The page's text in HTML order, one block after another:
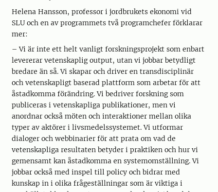
Helena Hansson, professor i jordbrukets ekonomi vid
SLU och en av programmets två programchefer förklarar
mer:
– Vi är inte ett helt vanligt forskningsprojekt som enbart
levererar vetenskaplig output, utan vi jobbar betydligt
bredare än så. Vi skapar och driver en transdisciplinär
och vetenskapligt baserad plattform som arbetar för att
åstadkomma förändring. Vi bedriver forskning som
publiceras i vetenskapliga publikationer, men vi
anordnar också möten och interaktioner mellan olika
typer av aktörer i livsmedelssystemet. Vi utformar
dialoger och webbinarier för att prata om vad de
vetenskapliga resultaten betyder i praktiken och hur vi
gemensamt kan åstadkomma en systemomställning. Vi
jobbar också med inspel till policy och bidrar med
kunskap in i olika frågeställningar som är viktiga i